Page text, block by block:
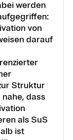
werden
von
darauf
Struktur
dass
als SuS
ist